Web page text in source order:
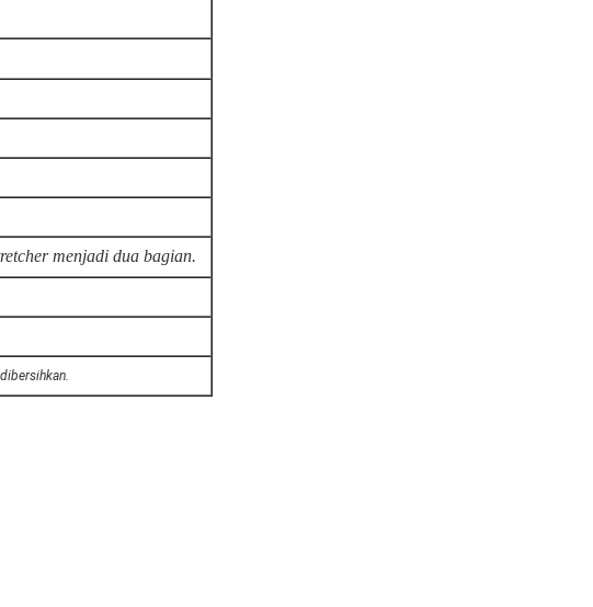
menjadi dua bagian.